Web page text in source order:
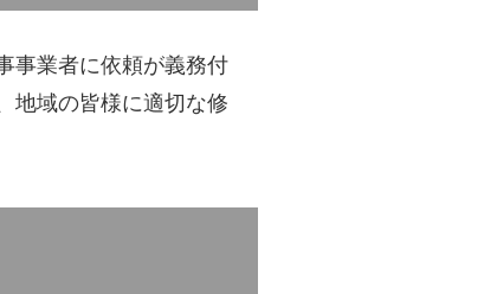
事業者に依頼が義務付
地域の皆様に適切な修